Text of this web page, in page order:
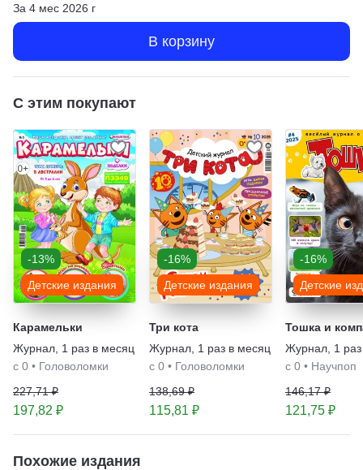
За 4 мес 2026 г
В корзину
С этим покупают
-13%
Детские издания
Карамельки
Журнал 1 раз в месяц
с 0 • Головоломки
227,71 ₽
197,82 ₽
-16%
Детские издания
Три кота
Журнал 1 раз в месяц
с 0 • Головоломки
138,69 ₽
115,81 ₽
-16%
Детские
Тошка и
Журнал 1
с 0 • Научпоп
146,17 ₽
121,75 ₽
Похожие издания